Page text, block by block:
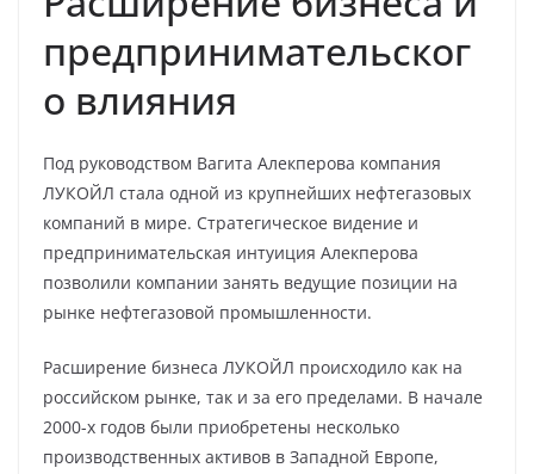
предпринимательског
о влияния
Под руководством Вагита Алекперова компания
ЛУКОЙЛ стала одной из крупнейших нефтегазовых
компаний в мире. Стратегическое видение и
предпринимательская интуиция Алекперова
позволили компании занять ведущие позиции на
рынке нефтегазовой промышленности.
Расширение бизнеса ЛУКОЙЛ происходило как на
российском рынке, так и за его пределами. В начале
2000-х годов были приобретены несколько
производственных активов в Западной Европе,